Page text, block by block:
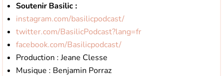
Soutenir Basilic :
instagram.com/basilicpodcast/
twitter.com/BasilicPodcast?lang=fr
facebook.com/Basilicpodcast/
Production : Jeane Clesse
Musique : Benjamin Porraz